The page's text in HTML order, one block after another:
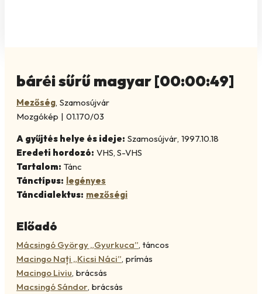
báréi sűrű magyar [00:00:49]
Mezőség, Szamosújvár
Mozgókép | 01.170/03
A gyűjtés helye és ideje: Szamosújvár, 1997.10.18
Eredeti hordozó: VHS, S-VHS
Tartalom: Tánc
Tánctípus: legényes
Táncdialektus: mezőségi
Előadó
Mácsingó György „Gyurkuca”, táncos
Macingo Nați „Kicsi Náci”, prímás
Macingo Liviu, brácsás
Macsingó Sándor, brácsás